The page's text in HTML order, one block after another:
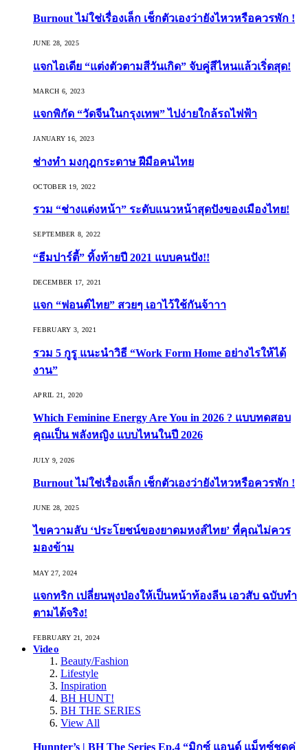
Burnout ไม่ใช่เรื่องเล็ก เช็กตัวเองว่ายังไหวหรือควรพัก !
JUNE 28, 2025
แจกไอเดีย “แต่งตัวตามสีวันเกิด” จับคู่สีไหนแล้วเริ่ดสุด!
MARCH 6, 2023
แจกพิกัด “วัดจีนในกรุงเทพ” ไปง่ายใกล้รถไฟฟ้า
JANUARY 16, 2023
ช่างทำ มงกุฎกระดาษ ฝีมือคนไทย
OCTOBER 19, 2022
รวม “ช่างแต่งหน้า” ระดับแนวหน้าสุดปังของเมืองไทย!
SEPTEMBER 8, 2022
“ธีมปาร์ตี้” ทิ้งท้ายปี 2021 แบบคนปัง!!
DECEMBER 17, 2021
แจก “ฟอนต์ไทย” สวยๆ เอาไว้ใช้กันจ้าาา
FEBRUARY 3, 2021
รวม 5 กูรู แนะนำวิธี “Work Form Home อย่างไรให้ได้
งาน”
APRIL 21, 2020
Which Feminine Energy Are You in 2026 ? แบบทดสอบ
คุณเป็น พลังหญิง แบบไหนในปี 2026
JULY 9, 2026
Burnout ไม่ใช่เรื่องเล็ก เช็กตัวเองว่ายังไหวหรือควรพัก !
JUNE 28, 2025
ไขความลับ ‘ประโยชน์ของยาดมหงส์ไทย’ ที่คุณไม่ควร
มองข้าม
MAY 27, 2024
แจกทริก เปลี่ยนพุงป่องให้เป็นหน้าท้องลีน เอวสับ ฉบับทำ
ตามได้จริง!
FEBRUARY 21, 2024
Video
Beauty/Fashion
Lifestyle
Inspiration
BH HUNT!
BH THE SERIES
View All
Hunnter’s | BH The Series Ep.4 “มิกซ์ แอนด์ แม็ทซ์ชุดคู่